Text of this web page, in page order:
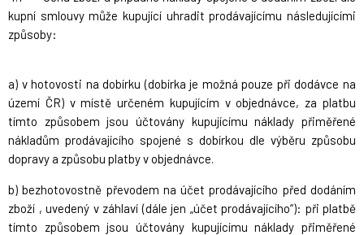
kupní smlouvy může kupující uhradit prodávajícímu následujícími
způsoby:
a) v hotovosti na dobírku (dobírka je možná pouze při dodávce na
území ČR) v místě určeném kupujícím v objednávce, za platbu
tímto způsobem jsou účtovány kupujícímu náklady přiměřené
nákladům prodávajícího spojené s dobírkou dle výběru způsobu
dopravy a způsobu platby v objednávce.
b) bezhotovostně převodem na účet prodávajícího před dodáním
zboží , uvedený v záhlaví (dále jen „účet prodávajícího“): při platbě
tímto způsobem jsou účtovány kupujícímu náklady přiměřené